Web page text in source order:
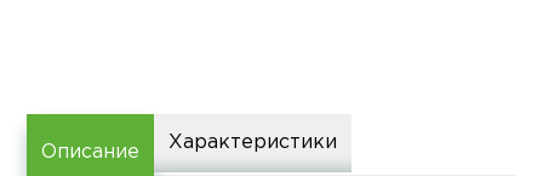
Описание
Характеристики